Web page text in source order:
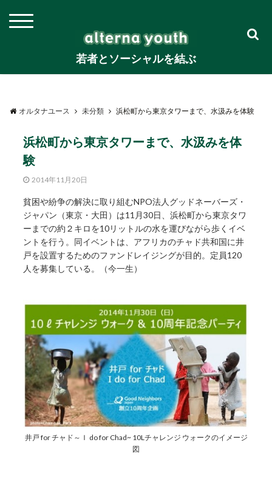
若者とソーシャルを結ぶ
オルタナユース 未分類 浜松町から東京タワーまで、水汲みを体験
浜松町から東京タワーまで、水汲みを体
験
2014年11月20日
貧困や紛争の解決に取り組むNPO法人グッドネーバーズ・
ジャパン（東京・大田）は11月30日、浜松町から東京タワ
ーまでの約２キロを10リットルの水を運びながら歩くイベ
ントを行う。同イベントは、アフリカのチャド共和国に井
戸を設置するためのファンドレイジングが目的。定員120
人を募集している。（今一生）
井戸 for チャド～Ｉ do for Chad~ 10Lチャレンジ ウォークのイメージ
図